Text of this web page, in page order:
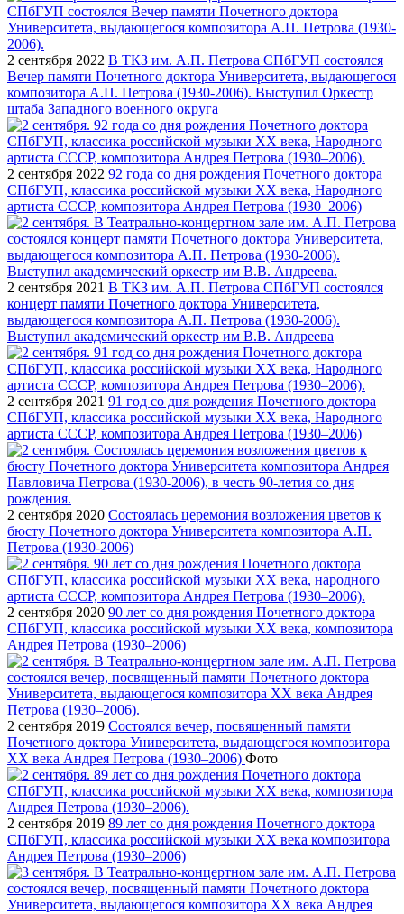
2 сентября 2022 В ТКЗ им. А.П. Петрова СПбГУП состоялся
Вечер памяти Почетного доктора Университета, выдающегося
композитора А.П. Петрова (1930-2006). Выступил Оркестр
штаба Западного военного округа
2 сентября 2022 92 года со дня рождения Почетного доктора
СПбГУП, классика российской музыки ХХ века, Народного
артиста СССР, композитора Андрея Петрова (1930–2006)
2 сентября 2021 В ТКЗ им. А.П. Петрова СПбГУП состоялся
концерт памяти Почетного доктора Университета,
выдающегося композитора А.П. Петрова (1930-2006).
Выступил академический оркестр им В.В. Андреева
2 сентября 2021 91 год со дня рождения Почетного доктора
СПбГУП, классика российской музыки ХХ века, Народного
артиста СССР, композитора Андрея Петрова (1930–2006)
2 сентября 2020 Состоялась церемония возложения цветов к
бюсту Почетного доктора Университета композитора А.П.
Петрова (1930-2006)
2 сентября 2020 90 лет со дня рождения Почетного доктора
СПбГУП, классика российской музыки ХХ века, композитора
Андрея Петрова (1930–2006)
2 сентября 2019 Состоялся вечер, посвященный памяти
Почетного доктора Университета, выдающегося композитора
XX века Андрея Петрова (1930–2006) Фото
2 сентября 2019 89 лет со дня рождения Почетного доктора
СПбГУП, классика российской музыки ХХ века композитора
Андрея Петрова (1930–2006)